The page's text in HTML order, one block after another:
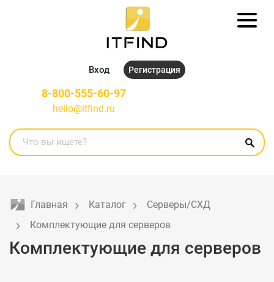
Вход Регистрация
8-800-555-60-97
hello@itfind.ru
Главная Каталог
Серверы/СХД
Комплектующие для серверов
Комплектующие для серверов